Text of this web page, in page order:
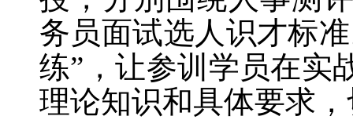
务员面试选人识才标
练”，让参训学员在实
理论知识和具体要求